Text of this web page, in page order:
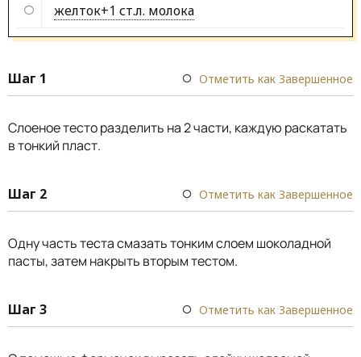
желток+1 ст.л. молока
Шаг 1 Отметить как Завершенное
Слоеное тесто разделить на 2 части, каждую раскатать
в тонкий пласт.
Шаг 2 Отметить как Завершенное
Одну часть теста смазать тонким слоем шоколадной
пасты, затем накрыть вторым тестом.
Шаг 3 Отметить как Завершенное